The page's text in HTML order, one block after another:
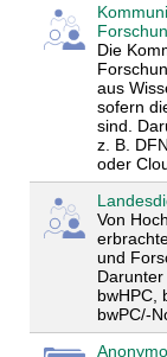
Die
aus
sofern
sind.
z. B.
oder
Von
und
bwHPC,
bwPC/-